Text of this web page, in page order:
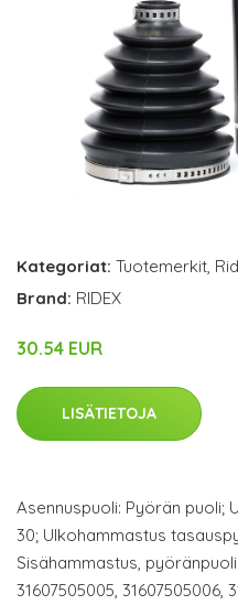
Kategoriat: Tuotemerkit
Brand: RIDEX
30.54 EUR
LISÄTIETOJA
Asennuspuoli: Pyörän puoli;
30; Ulkohammastus
Sisähammastus,
31607505005, 31607505006,